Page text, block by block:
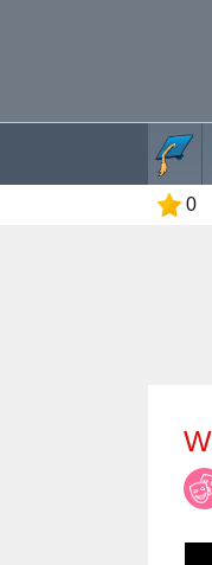
0